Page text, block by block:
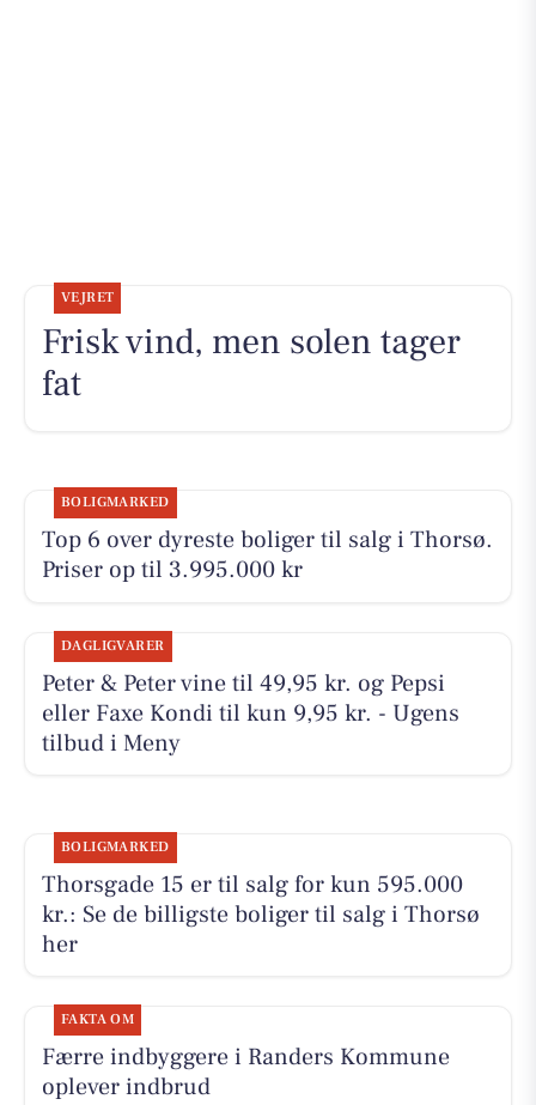
VEJRET
Frisk vind, men solen tager
fat
BOLIGMARKED
Top 6 over dyreste boliger til salg i Thorsø.
Priser op til 3.995.000 kr
DAGLIGVARER
Peter & Peter vine til 49,95 kr. og Pepsi
eller Faxe Kondi til kun 9,95 kr. - Ugens
tilbud i Meny
BOLIGMARKED
Thorsgade 15 er til salg for kun 595.000
kr.: Se de billigste boliger til salg i Thorsø
her
FAKTA OM
Færre indbyggere i Randers Kommune
oplever indbrud